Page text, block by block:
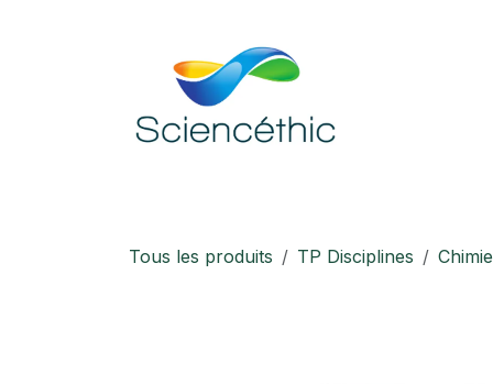
Tous les produits TP Disciplines Chimie